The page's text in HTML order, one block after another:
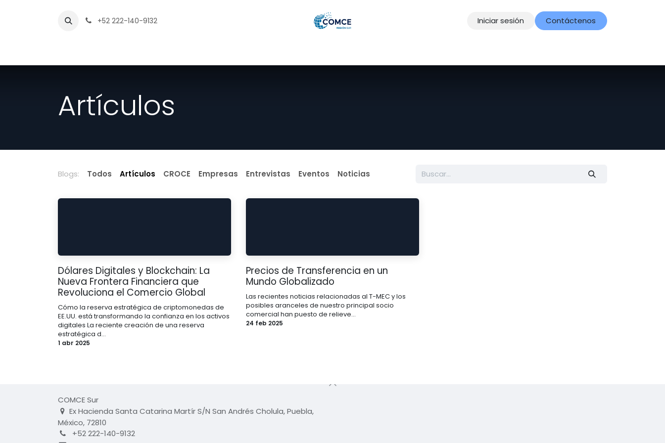
+52 222-140-9132 Iniciar sesión Contáctenos
Artículos
Blogs: Todos Artículos CROCE Empresas Entrevistas Eventos Noticias
Dólares Digitales y Blockchain: La
Nueva Frontera Financiera que
Revoluciona el Comercio Global
Cómo la reserva estratégica de criptomonedas de
EE.UU. está transformando la confianza en los activos
digitales La reciente creación de una reserva
estratégica d...
1 abr 2025
Precios de Transferencia en un
Mundo Globalizado
Las recientes noticias relacionadas al T-MEC y los
posibles aranceles de nuestro principal socio
comercial han puesto de relieve...
24 feb 2025
COMCE Sur
Ex Hacienda Santa Catarina Martír S/N San Andrés Cholula, Puebla,
México, 72810
+52 222-140-9132